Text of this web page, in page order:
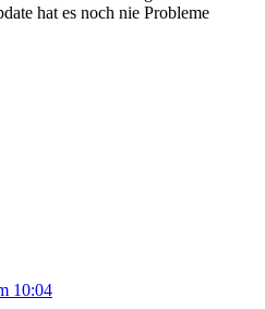
hat es noch nie Probleme
10:04